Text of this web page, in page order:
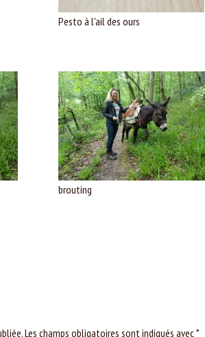
Pesto à l'ail des ours
brouting
Les champs obligatoires sont indiqués avec*